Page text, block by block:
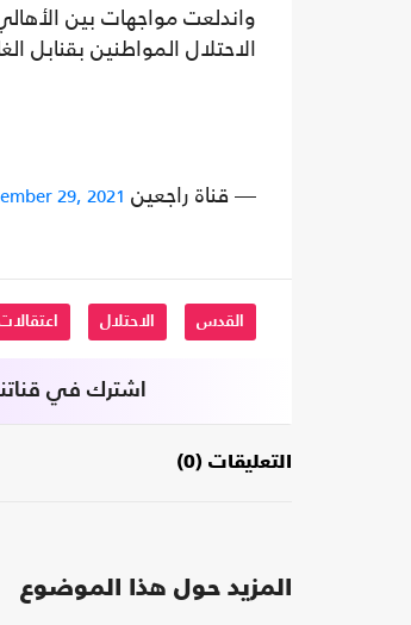
واندلعت مواجهات بين
الاحتلال المواطنين بقنابل
— قناة راجعين Rajeen TV (@rajeentv) 29, 2021
القدس الاحتلال
اشترك في
التعليقات (0)
المزيد حول هذا الموضوع